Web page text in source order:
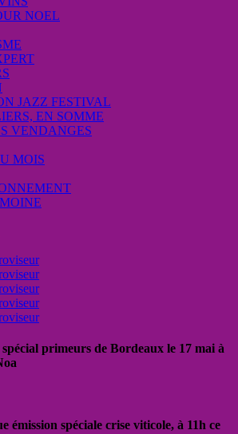
NOEL
JAZZ FESTIVAL
EN SOMME
VENDANGES
MOIS
primeurs de Bordeaux le 17 mai à
émission spéciale crise viticole, à 11h ce